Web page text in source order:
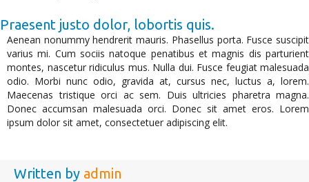
Praesent justo dolor, lobortis quis.
Aenean nonummy hendrerit mauris. Phasellus porta. Fusce suscipit
varius mi. Cum sociis natoque penatibus et magnis dis parturient
montes, nascetur ridiculus mus. Nulla dui. Fusce feugiat malesuada
odio. Morbi nunc odio, gravida at, cursus nec, luctus a, lorem.
Maecenas tristique orci ac sem. Duis ultricies pharetra magna.
Donec accumsan malesuada orci. Donec sit amet eros. Lorem
ipsum dolor sit amet, consectetuer adipiscing elit.
Written by admin